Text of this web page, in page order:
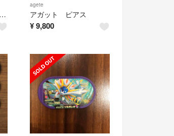
メザスタ コライドン リザードン ゴージャススター
agete
アガット ピアス
¥9,800